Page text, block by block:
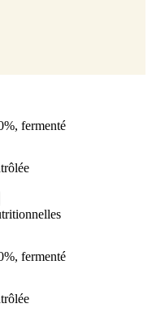
fermenté
fermenté